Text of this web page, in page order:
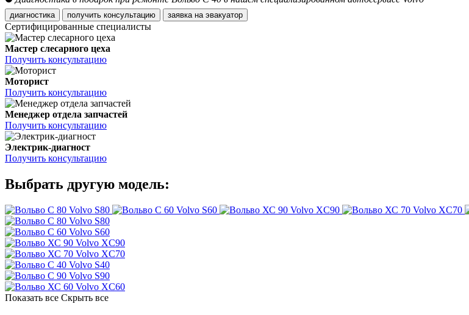
диагностика получить консультацию заявка на эвакуатор
Сертифицированные специалисты
Мастер слесарного цеха
Получить консультацию
Моторист
Получить консультацию
Менеджер отдела запчастей
Получить консультацию
Электрик-диагност
Получить консультацию
Выбрать другую модель:
Volvo S80 Volvo S60 Volvo XC90 Volvo XC70
Volvo S80
Volvo S60
Volvo XC90
Volvo XC70
Volvo S40
Volvo S90
Volvo XC60
Показать все Скрыть все